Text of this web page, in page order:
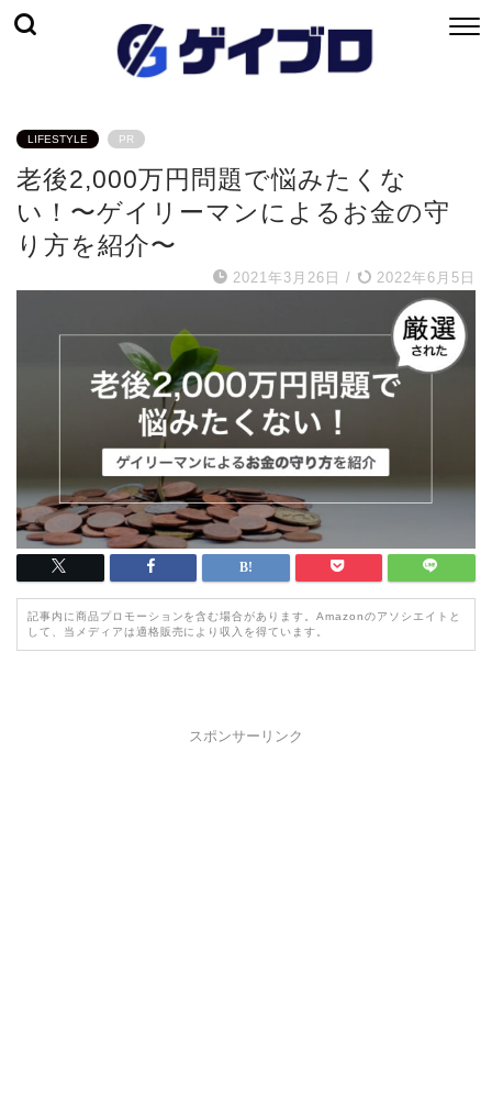
LIFESTYLE PR
老後2,000万円問題で悩みたくな
い！〜ゲイリーマンによるお金の守
り方を紹介〜
2021年3月26日 / 2022年6月5日
記事内に商品プロモーションを含む場合があります。Amazonのアソシエイトと
して、当メディアは適格販売により収入を得ています。
スポンサーリンク